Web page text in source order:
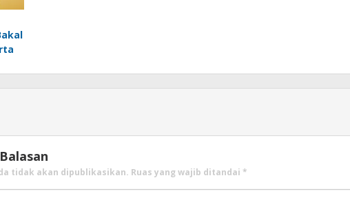
tidak akan dipublikasikan. Ruas yang wajib ditandai *